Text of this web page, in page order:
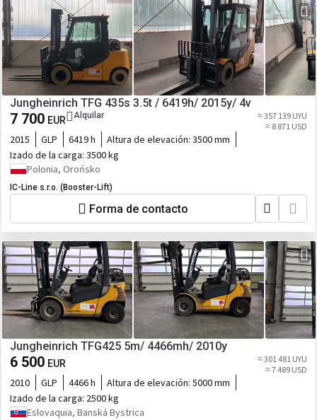
Jungheinrich TFG 435s 3.5t / 6419h/ 2015y/ 4v
7 700 EUR Alquilar
≈ 357 139 UYU
≈ 8 871 USD
2015 GLP 6419 h Altura de elevación: 3500 mm
Izado de la carga: 3500 kg
Polonia, Orońsko
IC-Line s.r.o. (Booster-Lift)
Forma de contacto
Jungheinrich TFG425 5m/ 4466mh/ 2010y
6 500 EUR
≈ 301 481 UYU
≈ 7 489 USD
2010 GLP 4466 h Altura de elevación: 5000 mm
Izado de la carga: 2500 kg
Eslovaquia, Banská Bystrica